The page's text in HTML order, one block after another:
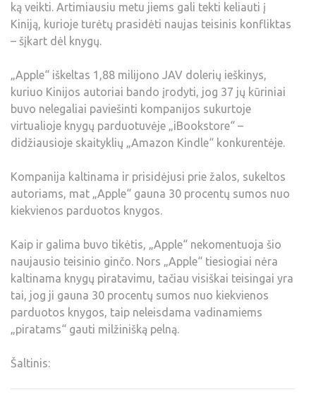
ką veikti. Artimiausiu metu jiems gali tekti keliauti į
Kiniją, kurioje turėtų prasidėti naujas teisinis konfliktas
– šįkart dėl knygų.
„Apple“ iškeltas 1,88 milijono JAV dolerių ieškinys,
kuriuo Kinijos autoriai bando įrodyti, jog 37 jų kūriniai
buvo nelegaliai paviešinti kompanijos sukurtoje
virtualioje knygų parduotuvėje „iBookstore“ –
didžiausioje skaityklių „Amazon Kindle“ konkurentėje.
Kompanija kaltinama ir prisidėjusi prie žalos, sukeltos
autoriams, mat „Apple“ gauna 30 procentų sumos nuo
kiekvienos parduotos knygos.
Kaip ir galima buvo tikėtis, „Apple“ nekomentuoja šio
naujausio teisinio ginčo. Nors „Apple“ tiesiogiai nėra
kaltinama knygų piratavimu, tačiau visiškai teisingai yra
tai, jog ji gauna 30 procentų sumos nuo kiekvienos
parduotos knygos, taip neleisdama vadinamiems
„piratams“ gauti milžinišką pelną.
Šaltinis: